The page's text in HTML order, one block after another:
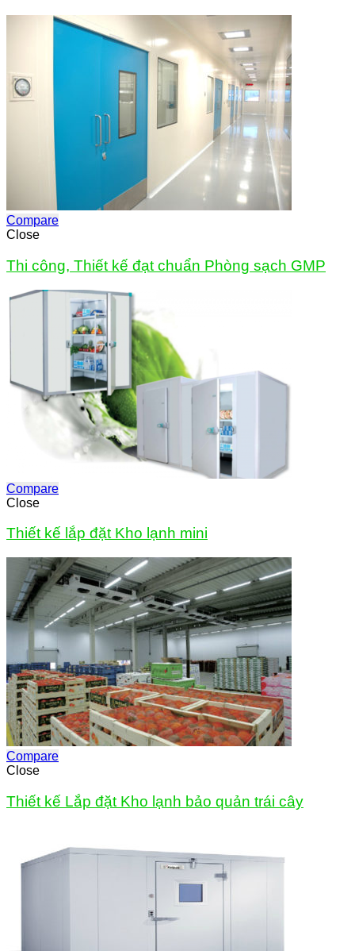
Compare
Close
Thi công, Thiết kế đạt chuẩn Phòng sạch GMP
Compare
Close
Thiết kế lắp đặt Kho lạnh mini
Compare
Close
Thiết kế Lắp đặt Kho lạnh bảo quản trái cây